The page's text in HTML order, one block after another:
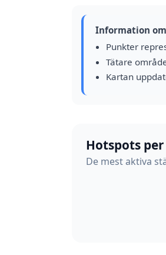
Information
Punkter
Tätare
Kartan
Hotspots
De mest aktiva